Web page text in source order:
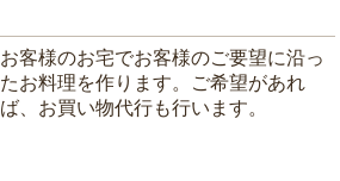
お客様のお宅でお客様のご要望に沿っ
たお料理を作ります。ご希望があれ
ば、お買い物代行も行います。